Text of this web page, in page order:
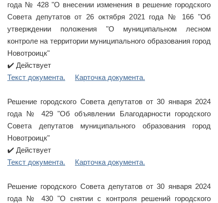
года № 428 "О внесении изменения в решение городского
Совета депутатов от 26 октября 2021 года № 166 "Об
утверждении положения "О муниципальном лесном
контроле на территории муниципального образования город
Новотроицк"
✔️ Действует
Текст документа.
Карточка документа.
Решение городского Совета депутатов от 30 января 2024
года № 429 "Об объявлении Благодарности городского
Совета депутатов муниципального образования город
Новотроицк"
✔️ Действует
Текст документа.
Карточка документа.
Решение городского Совета депутатов от 30 января 2024
года № 430 "О снятии с контроля решений городского